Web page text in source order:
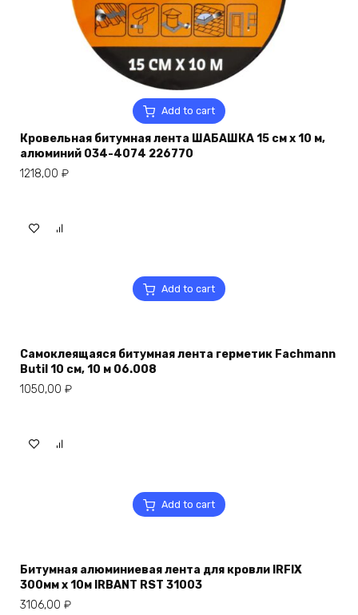
Add to cart
Кровельная битумная лента ШАБАШКА 15 см х 10 м,
алюминий 034-4074 226770
1218,00 ₽
Add to cart
Самоклеящаяся битумная лента герметик Fachmann
Butil 10 см, 10 м 06.008
1050,00 ₽
Add to cart
Битумная алюминиевая лента для кровли IRFIX
300мм х 10м IRBANT RST 31003
3106,00 ₽